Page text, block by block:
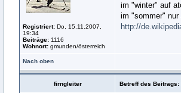
Registriert: Do, 15.11.2007,
19:34
Beiträge: 1116
Wohnort: gmunden/österreich
im "winter" auf
im "sommer"
http://
Nach oben
firngleiter Betreff des Beitrags: